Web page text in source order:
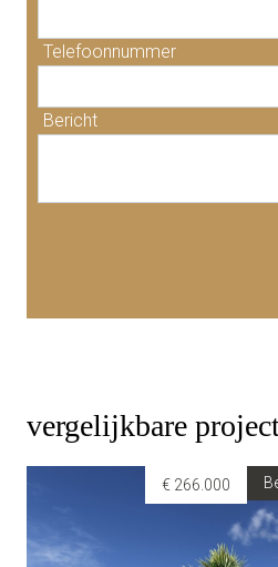
Telefoonnummer
Bericht
vergelijkbare
€ 266.000